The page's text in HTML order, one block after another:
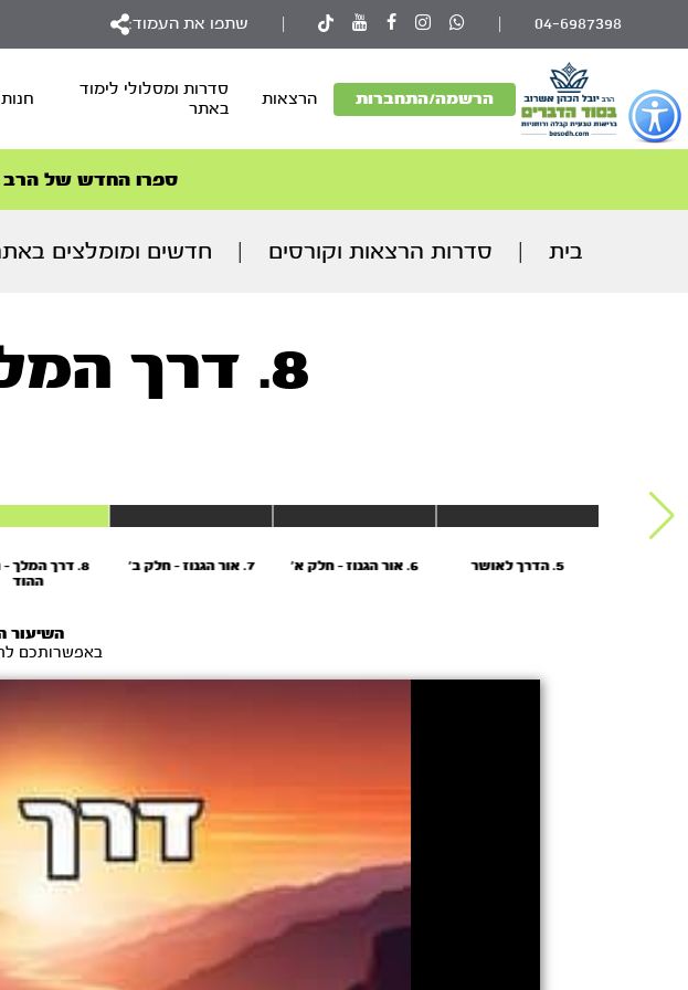
כפתור
לפתיחת
תפריט
נגישות
04-6987398 שתפו את העמוד:
הרשמה/התחברות הרצאות
סדרות ומסלולי לימוד
באתר
חנות
הסדרה
ספרו החדש של הרב
הצטרפו
הסדרה
בית סדרות הרצאות וקורסים חדשים ומומלצים
8. דרך המלך – תיקון ההוד
5. הדרך לאושר 6. אור הגנוז - חלק א' 7. אור הגנוז - חלק ב'
8. דרך המלך –
ההוד
השיעור
באפשרותכם